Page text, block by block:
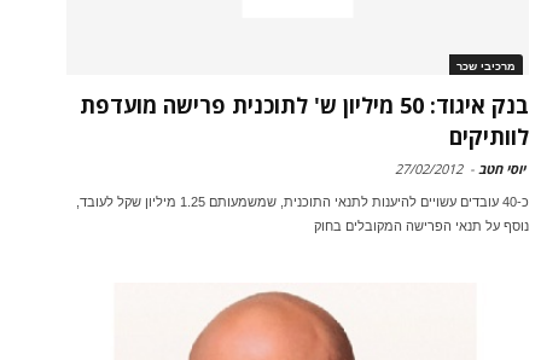
מרכיבי שכר
בנק איגוד: 50 מיליון ש' לתוכנית פרישה מועדפת
לוותיקים
יוסי חטב -
27/02/2012
כ-40 עובדים עשויים להיענות לתנאי התוכנית, שמשמעותם 1.25 מיליון שקל לעובד,
נוסף על תנאי הפרישה המקובלים בחוק